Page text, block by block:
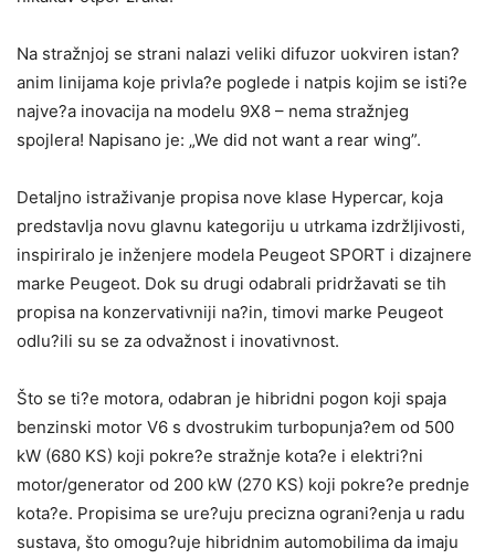
Na stražnjoj se strani nalazi veliki difuzor uokviren istan?
anim linijama koje privla?e poglede i natpis kojim se isti?e
najve?a inovacija na modelu 9X8 – nema stražnjeg
spojlera! Napisano je: „We did not want a rear wing”.
Detaljno istraživanje propisa nove klase Hypercar, koja
predstavlja novu glavnu kategoriju u utrkama izdržljivosti,
inspiriralo je inženjere modela Peugeot SPORT i dizajnere
marke Peugeot. Dok su drugi odabrali pridržavati se tih
propisa na konzervativniji na?in, timovi marke Peugeot
odlu?ili su se za odvažnost i inovativnost.
Što se ti?e motora, odabran je hibridni pogon koji spaja
benzinski motor V6 s dvostrukim turbopunja?em od 500
kW (680 KS) koji pokre?e stražnje kota?e i elektri?ni
motor/generator od 200 kW (270 KS) koji pokre?e prednje
kota?e. Propisima se ure?uju precizna ograni?enja u radu
sustava, što omogu?uje hibridnim automobilima da imaju